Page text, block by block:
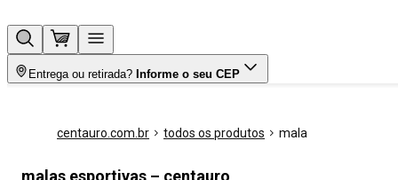
Entrega ou retirada? Informe o seu CEP
centauro.com.br todos os produtos mala
malas esportivas – centauro